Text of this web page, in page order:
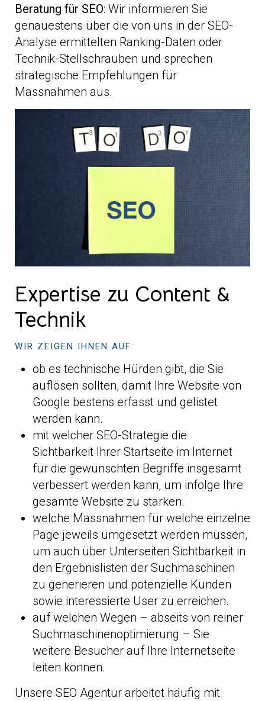
Beratung für SEO: Wir informieren Sie
genauestens über die von uns in der SEO-
Analyse ermittelten Ranking-Daten oder
Technik-Stellschrauben und sprechen
strategische Empfehlungen für
Massnahmen aus.
Expertise zu Content &
Technik
WIR ZEIGEN IHNEN AUF:
ob es technische Hürden gibt, die Sie
auflösen sollten, damit Ihre Website von
Google bestens erfasst und gelistet
werden kann.
mit welcher SEO-Strategie die
Sichtbarkeit Ihrer Startseite im Internet
für die gewünschten Begriffe insgesamt
verbessert werden kann, um infolge Ihre
gesamte Website zu stärken.
welche Massnahmen für welche einzelne
Page jeweils umgesetzt werden müssen,
um auch über Unterseiten Sichtbarkeit in
den Ergebnislisten der Suchmaschinen
zu generieren und potenzielle Kunden
sowie interessierte User zu erreichen.
auf welchen Wegen – abseits von reiner
Suchmaschinenoptimierung – Sie
weitere Besucher auf Ihre Internetseite
leiten können.
Unsere SEO Agentur arbeitet häufig mit